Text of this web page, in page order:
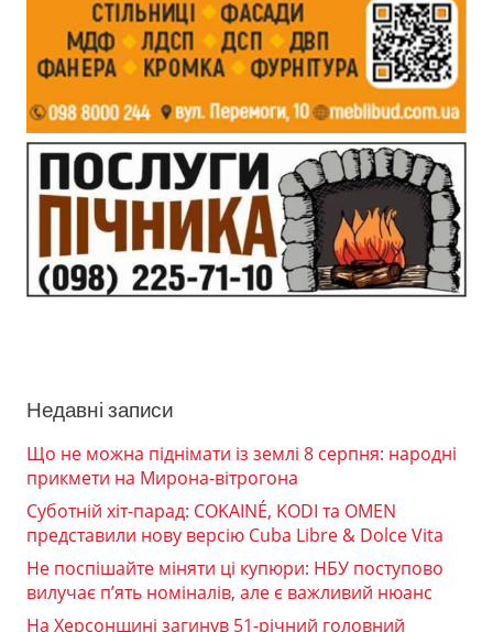
Недавні записи
Що не можна піднімати із землі 8 серпня: народні
прикмети на Мирона-вітрогона
Суботній хіт-парад: COKAINÉ, KODI та OMEN
представили нову версію Cuba Libre & Dolce Vita
Не поспішайте міняти ці купюри: НБУ поступово
вилучає п’ять номіналів, але є важливий нюанс
На Херсонщині загинув 51-річний головний